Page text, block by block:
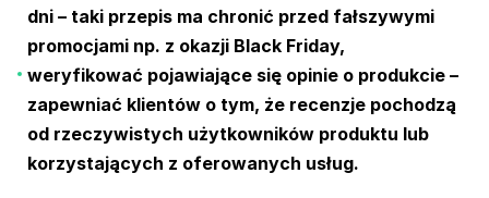
dni – taki przepis ma chronić przed fałszywymi
promocjami np. z okazji Black Friday,
weryfikować pojawiające się opinie o produkcie –
zapewniać klientów o tym, że recenzje pochodzą
od rzeczywistych użytkowników produktu lub
korzystających z oferowanych usług.